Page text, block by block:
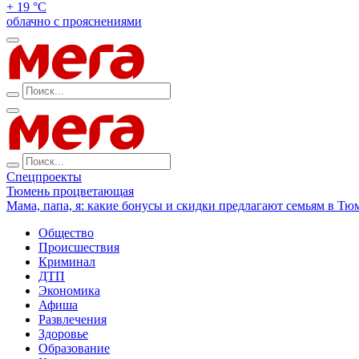
+ 19 °С
облачно с прояснениями
Спецпроекты
Тюмень процветающая
Мама, папа, я: какие бонусы и скидки предлагают семьям в
Общество
Происшествия
Криминал
ДТП
Экономика
Афиша
Развлечения
Здоровье
Образование